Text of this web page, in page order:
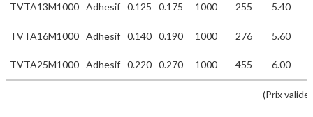
(Prix
TVTA13M1000 Adhesif 0.125 0.175 1000 255 5.40
TVTA16M1000 Adhesif 0.140 0.190 1000 276 5.60
TVTA25M1000 Adhesif 0.220 0.270 1000 455 6.00